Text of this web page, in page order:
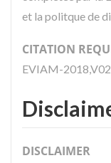
et la politque de
CITATION
EVIAM-
DISCLAIMER